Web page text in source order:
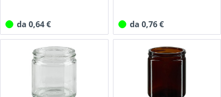
da 0,64 € da 0,76 €